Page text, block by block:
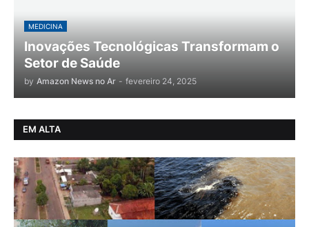
MEDICINA
Inovações Tecnológicas Transformam o
Setor de Saúde
by Amazon News no Ar - fevereiro 24, 2025
EM ALTA